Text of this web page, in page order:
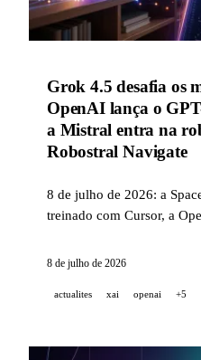
Grok 4.5 desafia os
OpenAI lança o
a Mistral entra na
Robostral Navigate
8 de julho de 2026: a
treinado com Cursor, a
Navigate, seu primeiro
8 de julho de 2026
actualites xai openai +5